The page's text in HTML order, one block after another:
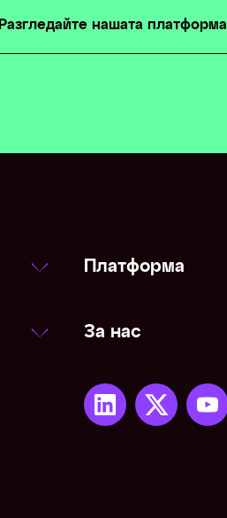
Разгледайте нашата платформа
Платформа
За нас